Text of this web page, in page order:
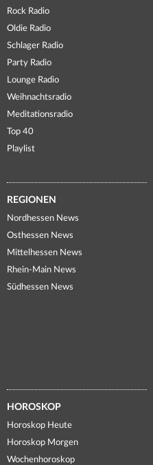
Rock Radio
Oldie Radio
Schlager Radio
Party Radio
Lounge Radio
Weihnachtsradio
Meditationsradio
Top 40
Playlist
REGIONEN
Nordhessen News
Osthessen News
Mittelhessen News
Rhein-Main News
Südhessen News
HOROSKOP
Horoskop Heute
Horoskop Morgen
Wochenhoroskop